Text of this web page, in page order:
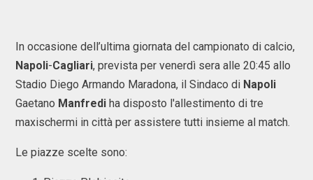
In occasione dell’ultima giornata del campionato di calcio,
Napoli-Cagliari, prevista per venerdì sera alle 20:45 allo
Stadio Diego Armando Maradona, il Sindaco di Napoli
Gaetano Manfredi ha disposto l'allestimento di tre
maxischermi in città per assistere tutti insieme al match.
Le piazze scelte sono: